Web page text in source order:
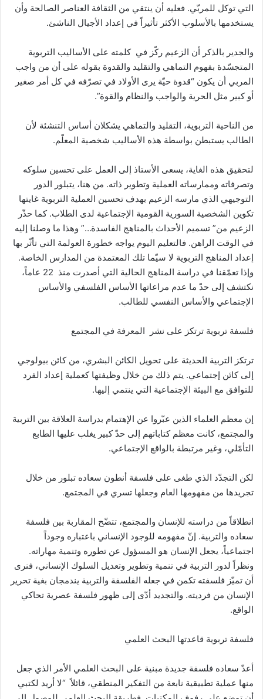
التي توكل للمربّي. فعليه أن ينتقي من الثقافة العناصر الصالحة وأن
يستخدمها بالأسلوب الأكثر تأثيراً في إعداد الأجيال الناشئ.
والجدير بالذكر أن الزعيم ركّز في كلمته على الأساليب التربوية
المتجسّدة بفهوم التماهي والتقليد والقدوة بقوله على أن من واجب
المربي أن يكون “قدوة حيّة يرى الأولاد في تصرّفه في كل أمر صغير
أو كبير مثل الحرية والواجب والنظام والقوة”.
من الناحية التربوية، التقليد والتماهي يشكلان أساس التنشئة لأن
الطالب يستبطن بواسطة هذه الأساليب شخصية المعلّم.
لتحقيق هذه الغاية، يسعى الأستاذ إلى العمل على تحسين سلوكه
وتصرفاته وممارساته العملية وتطوير ذاته. من هنا، يتبلور الدور
التوجيهي الذي مارسه الزعيم بهدف تحسين العملية التربوية غايتها
تكوين الشخصية السورية القومية الإجتماعية لدى الطلاب. كما حذّر
الزعيم من” تسميم الأحداث بالمناهج الفاسدة…” وهذا ما وصلنا إليه
في الوقت الراهن. فالتعليم اليوم يواجه خطورة العولمة التي تأثّر بها
إعداد المناهج التربوية لا سيّما تلك المعتمدة من المدارس الخاصة.
وإذا تعمّقنا في دراسة المناهج الحالية التي أصدرت منذ 22 عاماً،
نكتشف إلى حدّ ما عدم مراعاتها الأساس الفلسفي والأساس
الإجتماعي والأساس النفسي للطالب.
فلسفة تربوية ترتكز على نشر المعرفة في المجتمع
ترتكز التربية الحديثة على تحويل الكائن البشري، من كائن بيولوجي
إلى كائن إجتماعي. يتم ذلك من خلال وظيفتها كعملية إعداد الفرد
للتوافق مع البيئة الإجتماعية التي ينتمي إليها.
إن معظم العلماء الذين عبّروا عن الإهتمام بدراسة العلاقة بين التربية
والمجتمع، كانت معظم كتاباتهم إلى حدّ كبير يغلب عليها الطابع
التأمّلي، وغير مرتبطة بالواقع الإجتماعي.
لكن التجدّد الذي طغى على فلسفة أنطون سعاده تبلور من خلال
تجريدها من مفهومها العام وجعلها تسري في المجتمع.
انطلاقاً من دراسته للإنسان والمجتمع، تتضّح المقاربة بين فلسفة
سعاده والتربية. إنّ مفهومه للوجود الإنساني باعتباره وجوداً
اجتماعياً، يجعل الإنسان هو المسؤول عن تطوره وتنمية مهاراته.
ونظراً لدور التربية في تنمية وتطوير وتعديل السلوك الإنساني، فنرى
أن تميّز فلسفته تكمن في جعله الفلسفة والتربية يندمجان بغية تحرير
الإنسان من فرديته. والتجديد أدّى إلى ظهور فلسفة عصرية تحاكي
الواقع.
فلسفة تربوية قاعدتها البحث العلمي
أعدّ سعاده فلسفة جديدة مبنية على البحث العلمي الأمر الذي جعل
منها عملية تطبيقية نابعة من التفكير المنطقي، قائلاً “لا أريد لكتبي